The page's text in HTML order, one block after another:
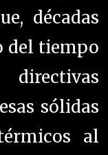
décadas
del tiempo
sólidas
al